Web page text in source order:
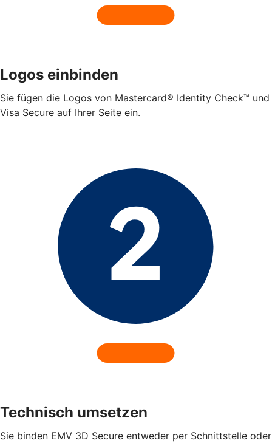
Logos einbinden
Sie fügen die Logos von Mastercard® Identity Check™ und
Visa Secure auf Ihrer Seite ein.
Technisch umsetzen
Sie binden EMV 3D Secure entweder per Schnittstelle oder